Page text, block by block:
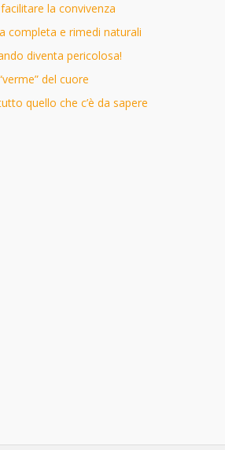
la convivenza
completa e rimedi naturali
diventa pericolosa!
del cuore
quello che c’è da sapere